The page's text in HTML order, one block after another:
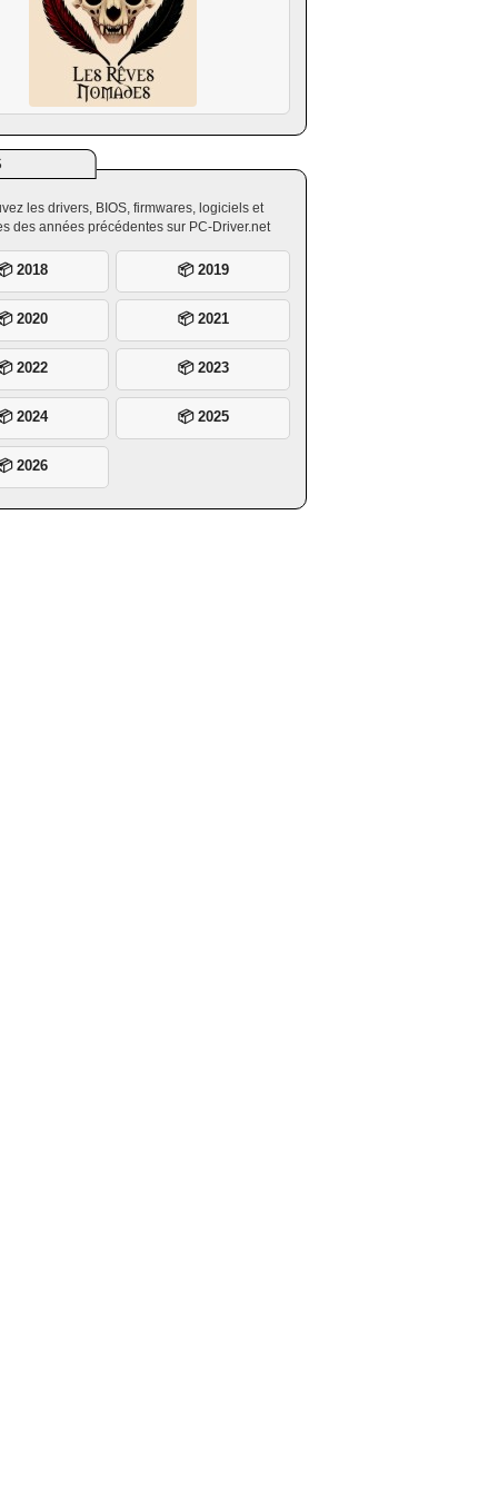
les drivers, BIOS, firmwares, logiciels et
des années précédentes sur PC-Driver.net
2018 📦 2019
2020 📦 2021
2022 📦 2023
2024 📦 2025
2026